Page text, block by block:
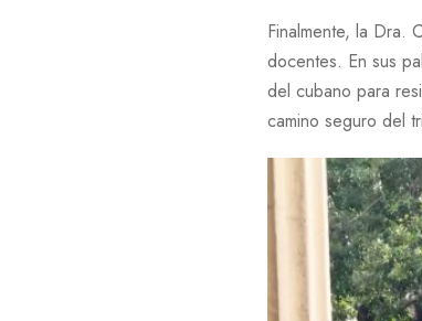
Finalmente, la Dra.
docentes. En sus
del cubano para
camino seguro del